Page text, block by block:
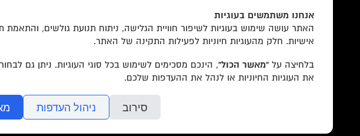
הודעות מאתר זה בלבד (לא ספאם)
בשליחת הטופס אתם מאשרים אתמדיניות הפרטיותשל האתר.
רשימת חנויות פרטיות
אנחנו משתמשים בעוגיות
האתר עושה שימוש בעוגיות לשיפור חוויית הגלישה, ניתוח תנועת גולשים, והתאמת
אישיות. חלק מהעוגיות חיוניות לפעילות התקינה של האתר.
בלחיצה על “מאשר הכול”, הינכם מסכימים לשימוש בכל סוגי העוגיות. ניתן גם
את העוגיות החיוניות או לנהל את ההעדפות שלכם.
סירוב ניהול העדפות